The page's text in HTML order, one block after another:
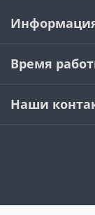
Время
Наши